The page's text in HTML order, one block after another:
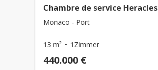
Chambre de service Heracles
Monaco - Port
13 m² 1Zimmer
440.000 €